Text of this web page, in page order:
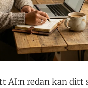
AI:n redan kan ditt